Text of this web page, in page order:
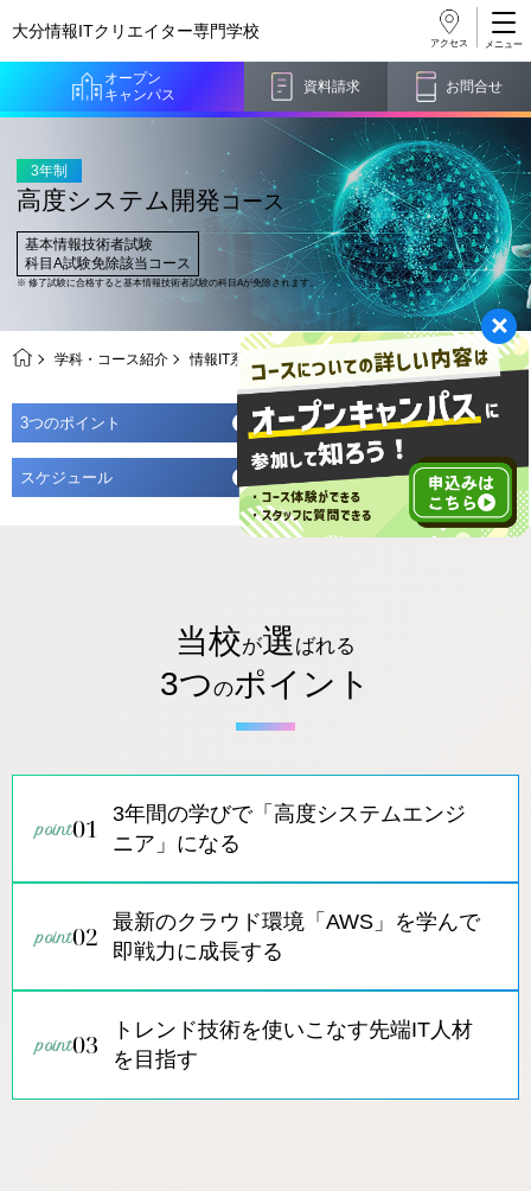
大分情報ITクリエイター専門学校
オープン
キャンパス
資料請求 お問合せ
アクセス
3年制
高度システム開発コース
基本情報技術者試験
科目A試験免除該当コース
※ 修了試験に合格すると基本情報技術者試験の科目Aが免除されます。
学科・コース紹介 情報IT系 高度システム開発コース
3つのポイント 将来の職業・習得スキル
スケジュール
当校が選 ばれる
3つのポイント
01
3年間の学びで「高度システムエンジ
ニア」になる
02
最新のクラウド環境「AWS」を学んで
即戦力に成長する
03
トレンド技術を使いこなす先端IT人材
を目指す